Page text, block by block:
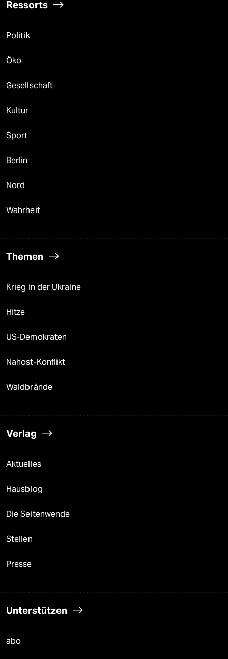
Ressorts
Politik
Öko
Gesellschaft
Kultur
Sport
Berlin
Nord
Wahrheit
Themen
Krieg in der Ukraine
Hitze
US-Demokraten
Nahost-Konflikt
Waldbrände
Verlag
Aktuelles
Hausblog
Die Seitenwende
Stellen
Presse
Unterstützen
abo